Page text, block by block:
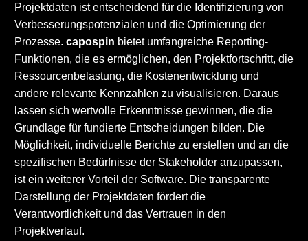
Projektdaten ist entscheidend für die Identifizierung von
Verbesserungspotenzialen und die Optimierung der
Prozesse. capospin bietet umfangreiche Reporting-
Funktionen, die es ermöglichen, den Projektfortschritt, die
Ressourcenbelastung, die Kostenentwicklung und
andere relevante Kennzahlen zu visualisieren. Daraus
lassen sich wertvolle Erkenntnisse gewinnen, die die
Grundlage für fundierte Entscheidungen bilden. Die
Möglichkeit, individuelle Berichte zu erstellen und an die
spezifischen Bedürfnisse der Stakeholder anzupassen,
ist ein weiterer Vorteil der Software. Die transparente
Darstellung der Projektdaten fördert die
Verantwortlichkeit und das Vertrauen in den
Projektverlauf.